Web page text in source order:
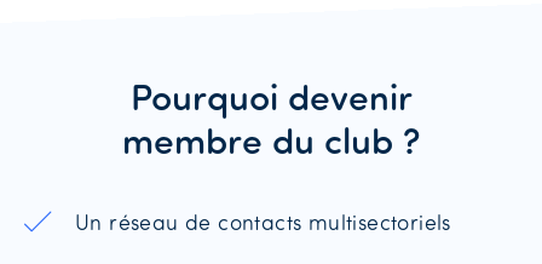
Pourquoi devenir
membre du club ?
Un réseau de contacts multisectoriels